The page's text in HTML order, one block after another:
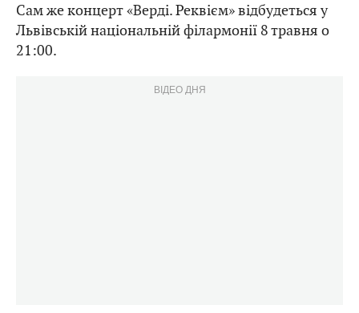
Сам же концерт «Верді. Реквієм» відбудеться у
Львівській національній філармонії 8 травня о
21:00.
ВІДЕО ДНЯ